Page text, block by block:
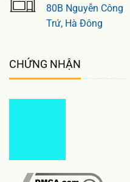
80B Nguyễn Công
Trứ, Hà Đông
CHỨNG NHẬN